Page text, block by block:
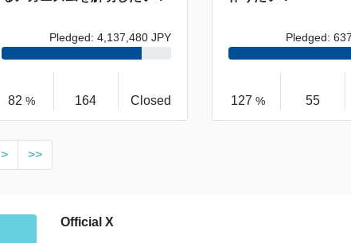
Pledged: 4,137,480 JPY
82 % 164 Closed
Pledged:
127% 55
> >>
Official X